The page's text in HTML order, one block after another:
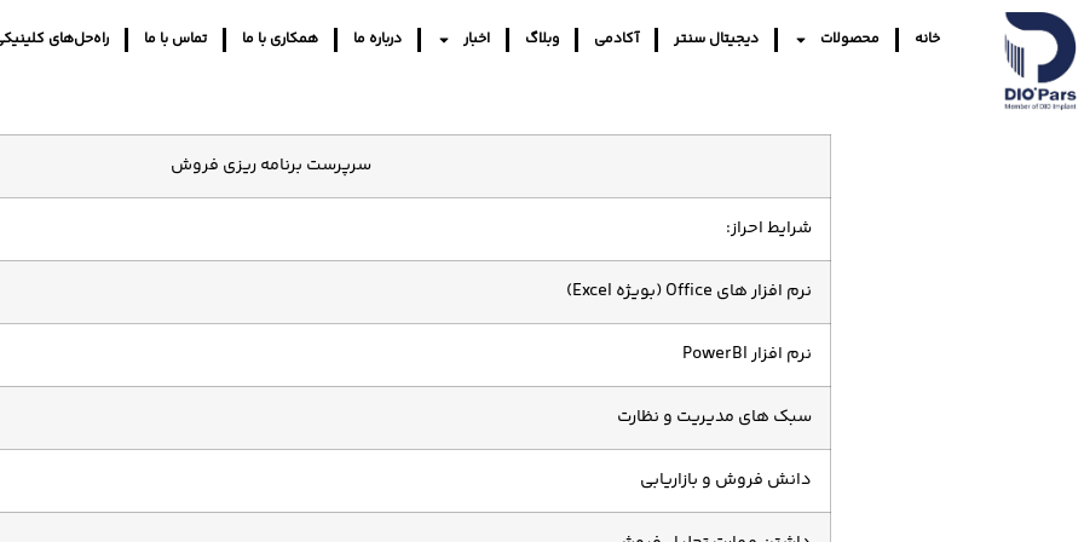
خانه محصولات دیجیتال سنتر آکادمی وبلاگ اخبار درباره ما همکاری با ما تماس با ما راه‌حل‌های
سرپرست برنامه ریزی فروش
شرایط احراز:
نرم افزار های Office (بویژه Excel)
نرم افزار PowerBI
سبک های مدیریت و نظارت
دانش فروش و بازاریابی